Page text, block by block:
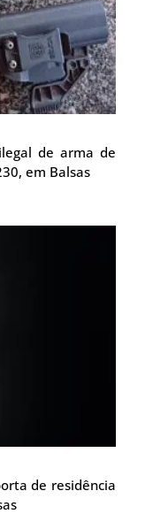
de arma de
em Balsas
de residência